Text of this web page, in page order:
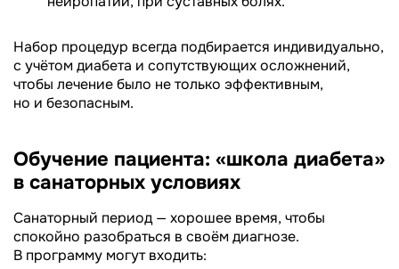
Набор процедур всегда подбирается индивидуально,
с учётом диабета и сопутствующих осложнений,
чтобы лечение было не только эффективным,
но и безопасным.
Обучение пациента: «школа диабета»
в санаторных условиях
Санаторный период — хорошее время, чтобы
спокойно разобраться в своём диагнозе.
В программу могут входить: